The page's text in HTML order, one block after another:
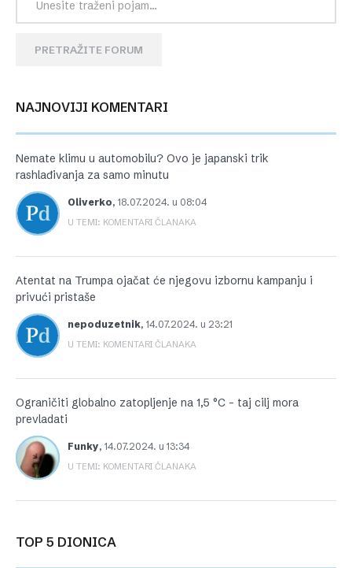
PRETRAŽITE FORUM
NAJNOVIJI KOMENTARI
Nemate klimu u automobilu? Ovo je japanski trik
rashlađivanja za samo minutu
Oliverko, 18.07.2024. u 08:04
U TEMI: KOMENTARI ČLANAKA
Atentat na Trumpa ojačat će njegovu izbornu kampanju i
privući pristaše
nepoduzetnik, 14.07.2024. u 23:21
U TEMI: KOMENTARI ČLANAKA
Ograničiti globalno zatopljenje na 1,5 °C – taj cilj mora
prevladati
Funky, 14.07.2024. u 13:34
U TEMI: KOMENTARI ČLANAKA
TOP 5 DIONICA